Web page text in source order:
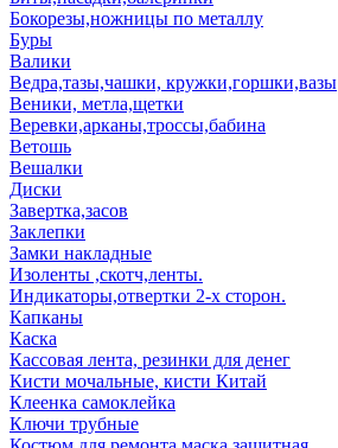
Бокорезы,ножницы по металлу
Буры
Валики
Ведра,тазы,чашки, кружки,горшки,вазы
Веники, метла,щетки
Веревки,арканы,троссы,бабина
Ветошь
Вешалки
Диски
Завертка,засов
Заклепки
Замки накладные
Изоленты ,скотч,ленты.
Индикаторы,отвертки 2-х сторон.
Капканы
Каска
Кассовая лента, резинки для денег
Кисти мочальные, кисти Китай
Клеенка самоклейка
Ключи трубные